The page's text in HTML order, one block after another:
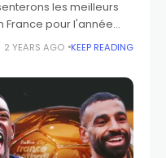
les meilleurs
France pour l'année
Nous avons
prestataires selon
2 YEARS AGO KEEP READING